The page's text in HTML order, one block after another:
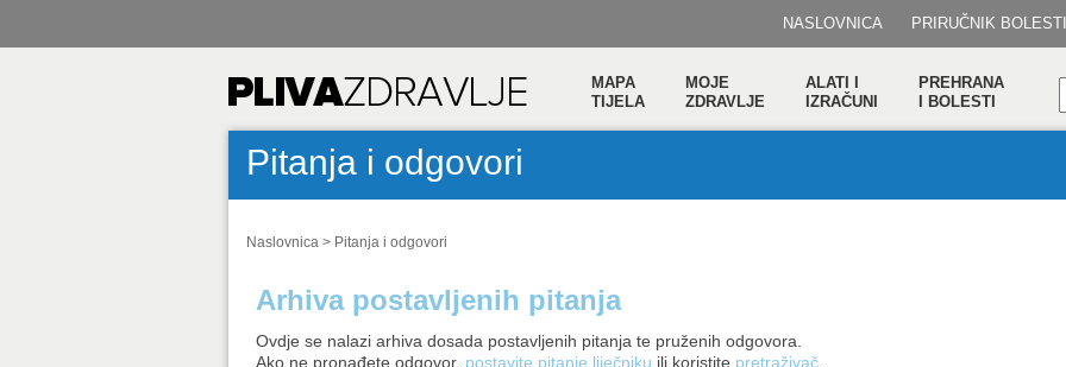
NASLOVNICA PRIRUČNIK BOLESTI
MAPA
TIJELA
MOJE
ZDRAVLJE
ALATI I
IZRAČUNI
PREHRANA
I BOLESTI
Pitanja i odgovori
Naslovnica > Pitanja i odgovori
Arhiva postavljenih pitanja
Ovdje se nalazi arhiva dosada postavljenih pitanja te pruženih odgovora.
Ako ne pronađete odgovor, postavite pitanje liječniku ili koristite pretraživač